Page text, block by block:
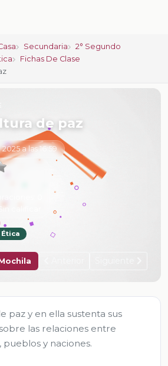
Secundaria
2° Segundo
Fichas De Clase
de paz
a las 16:59
Sin calificar
paz y en ella sustenta sus
las relaciones entre
pueblos y naciones.